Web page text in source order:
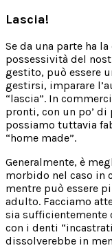
Lascia!
Se da una parte ha
possessività del
gestito, può essere
gestirsi, imparare
“lascia”. In
pronti, con un po’
possiamo tuttavia
“home made”.
Generalmente, è
morbido nel caso in
mentre può essere
adulto. Facciamo
sia sufficientemente
con i denti
dissolverebbe in